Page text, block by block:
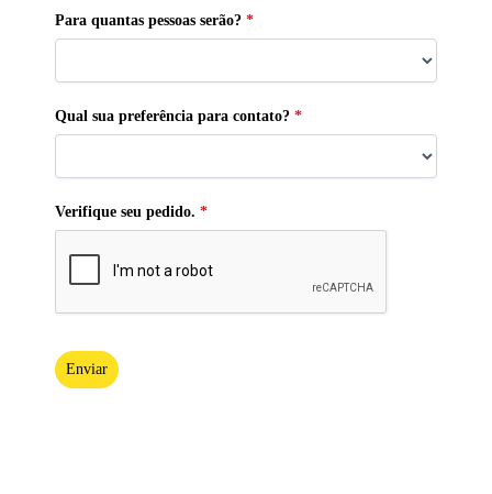
Para quantas pessoas serão? *
Qual sua preferência para contato? *
Verifique seu pedido. *
Enviar